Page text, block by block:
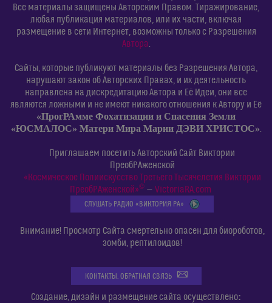
Все материалы защищены Авторским Правом. Тиражирование,
любая публикация материалов, или их части, включая
размещение в сети Интернет, возможны только с Разрешения
Автора.
Сайты, которые публикуют материалы без Разрешения Автора,
нарушают закон об Авторских Правах, и их деятельность
направлена на дискредитацию Автора и Её Идеи, они все
являются ложными и не имеют никакого отношения к Автору и Её
«ПрогРАмме Фохатизации и Спасения Земли
«ЮСМАЛОС» Матери Мира Марии ДЭВИ ХРИСТОС».
Приглашаем посетить Авторский Сайт Виктории
ПреобРАженской
«Космическое Полиискусство Третьего Тысячелетия Виктории
ПреобРАженской»©— VictoriaRA.com
СЛУШАТЬ РАДИО «ВИКТОРИЯ РА»
Внимание! Просмотр Сайта смертельно опасен для биороботов,
зомби, рептилоидов!
КОНТАКТЫ. ОБРАТНАЯ СВЯЗЬ
Создание, дизайн и размещение сайта осуществлено: